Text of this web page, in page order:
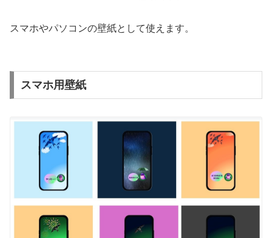
スマホやパソコンの壁紙として使えます。
スマホ用壁紙